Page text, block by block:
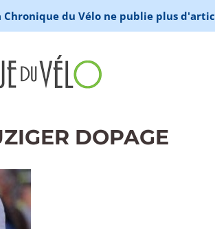
Chronique du Vélo ne publie plus
DOPAGE